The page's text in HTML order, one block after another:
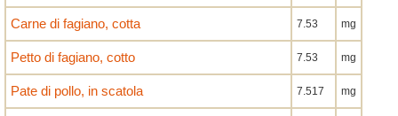
Carne di fagiano, cotta 7.53 mg
Petto di fagiano, cotto 7.53 mg
Pate di pollo, in scatola 7.517 mg